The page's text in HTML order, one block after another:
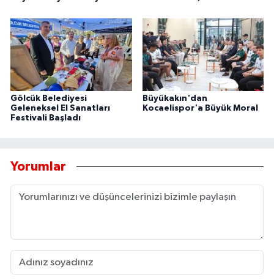
Gölcük Belediyesi
Geleneksel El Sanatları
Festivali Başladı
Büyükakın'dan
Kocaelispor'a Büyük Moral
Yorumlar